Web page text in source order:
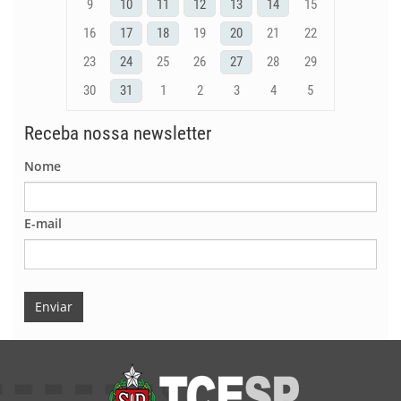
9
10 11 12 13 14
15
16
17 18 19 20 21
22
23
24 25 26 27 28
29
30
31 1 2 3 4 5
Receba nossa newsletter
Nome
E-mail
Enviar